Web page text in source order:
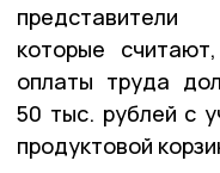
которые
оплаты труда
50 тыс. рублей с
продуктовой